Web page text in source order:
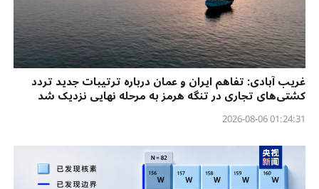
غریب آبادی: تفاهم ایران و عمان درباره ترتیبات جدید تردد
کشتی‌های تجاری در تنگه هرمز به مرحله نهایی نزدیک شد
01:24:31 2026-08-06